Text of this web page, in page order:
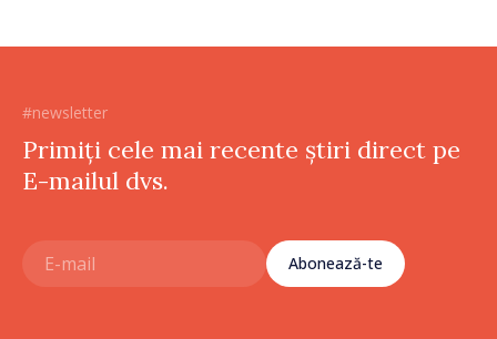
#newsletter
Primiți cele mai recente știri direct pe
E-mailul dvs.
Abonează-te